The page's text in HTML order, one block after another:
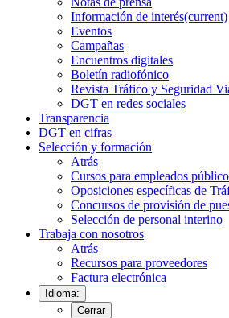
Información de interés(current)
Eventos
Campañas
Encuentros digitales
Boletín radiofónico
Revista Tráfico y Seguridad
DGT en redes sociales
Transparencia
DGT en cifras
Selección y formación
Atrás
Cursos para empleados
Oposiciones específicas de
Concursos de provisión de
Selección de personal interino
Trabaja con nosotros
Atrás
Recursos para proveedores
Factura electrónica
Idioma:
Cerrar